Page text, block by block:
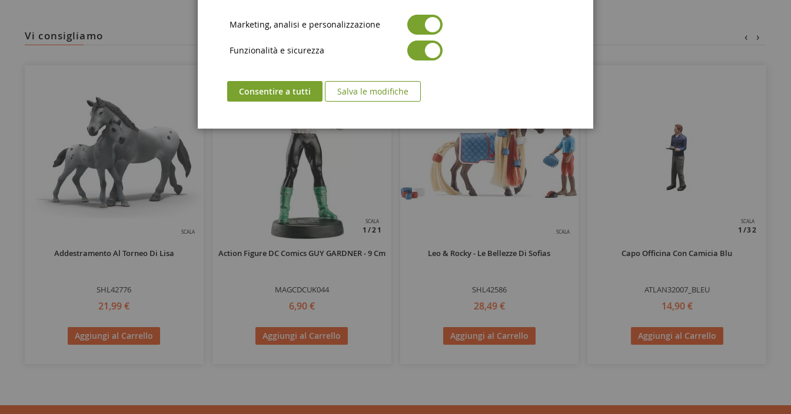
vi consigliamo
SCALA
Addestramento Al Torneo Di Lisa
SHL42776
21,99 €
Aggiungi al Carrello
SCALA
1/21
Action Figure DC Comics GUY GARDNER - 9 Cm
MAGCDCUK044
6,90 €
Aggiungi al Carrello
SCALA
Leo & Rocky - Le Bellezze Di Sofias
SHL42586
28,49 €
Aggiungi al Carrello
SCALA
1/32
Capo Officina Con Camicia Blu
ATLAN32007_BLEU
14,90 €
Aggiungi al Carrello
‹ ›
Marketing, analisi e personalizzazione
Funzionalità e sicurezza
Consentire a tutti Salva le modifiche